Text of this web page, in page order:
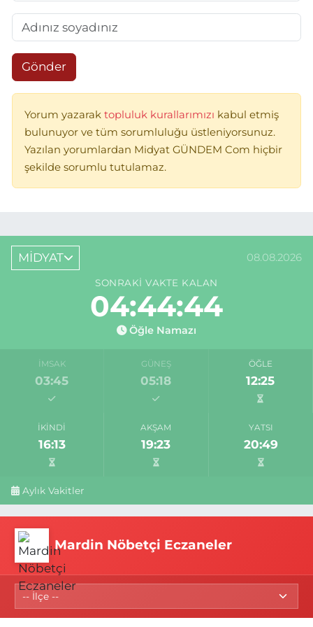
Gönder
Yorum yazarak topluluk kurallarımızı kabul etmiş
bulunuyor ve tüm sorumluluğu üstleniyorsunuz.
Yazılan yorumlardan Midyat GÜNDEM Com hiçbir
şekilde sorumlu tutulamaz.
MİDYAT 08.08.2026
SONRAKI VAKTE KALAN
04:44:44
Öğle Namazı
İMSAK
03:45
GÜNEŞ
05:18
ÖĞLE
12:25
İKINDI
16:13
AKŞAM
19:23
YATSI
20:49
Aylık Vakitler
Mardin Nöbetçi Eczaneler